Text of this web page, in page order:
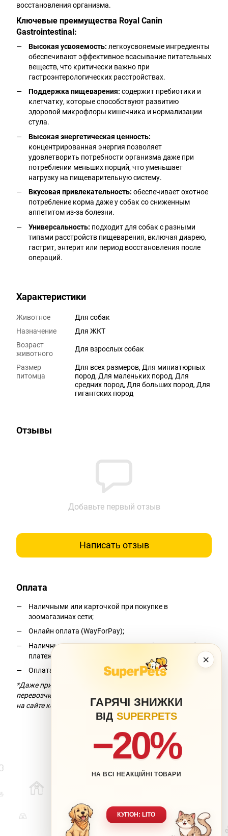
×
ГАРЯЧІ ЗНИЖКИ
ВІД SUPERPETS
−20%
НА ВСІ НЕАКЦІЙНІ ТОВАРИ
КУПОН: LITO
восстановления организма.
Ключевые преимущества Royal Canin
Gastrointestinal:
Высокая усвояемость: легкоусвояемые ингредиенты
обеспечивают эффективное всасывание питательных
веществ, что критически важно при
гастроэнтерологических расстройствах.
Поддержка пищеварения: содержит пребиотики и
клетчатку, которые способствуют развитию
здоровой микрофлоры кишечника и нормализации
стула.
Высокая энергетическая ценность:
концентрированная энергия позволяет
удовлетворить потребности организма даже при
потреблении меньших порций, что уменьшает
нагрузку на пищеварительную систему.
Вкусовая привлекательность: обеспечивает охотное
потребление корма даже у собак со сниженным
аппетитом из-за болезни.
Универсальность: подходит для собак с разными
типами расстройств пищеварения, включая диарею,
гастрит, энтерит или период восстановления после
операций.
Характеристики
Животное
Для собак
Назначение
Для ЖКТ
Возраст
животного
Для взрослых собак
Размер
питомца
Для всех размеров, Для миниатюрных
пород, Для маленьких пород, Для
средних пород, Для больших пород, Для
гигантских пород
Отзывы
Добавьте первый отзыв
Написать отзыв
Оплата
Наличными или карточкой при покупке в
зоомагазинах сети;
Онлайн оплата (WayForPay);
Наличными при получении на почте (наложенный
платеж);*
Оплата по реквизитам.
*Даже при условии бесплатной доставки компания-
перевозчик взимает комиссию за перевод. Подробнее —
на сайте компании-перевозчика.
063 217-20-99 066 707-11-17
Полная версия сайта